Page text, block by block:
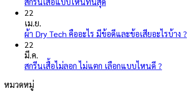
ช่างไฟ
จาก
ไง
บน
แบบ
22
เม.ย.
ผ้า Dry Tech คืออะไร มีข้อดีและข้อเสียอะไรบ้าง ?
22
มี.ค.
สกรีนเสื้อไม่ลอก ไม่แตก เลือกแบบไหนดี ?
หมวดหมู่